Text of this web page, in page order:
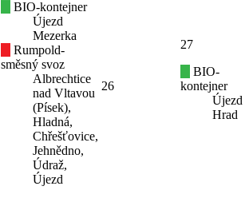
BIO-kontejner
Újezd
Mezerka
Rumpold-
směsný svoz
Albrechtice
nad Vltavou
(Písek),
Hladná,
Chřešťovice,
Jehnědno,
Údraž,
Újezd
26
27
BIO-
kontejner
Újezd
Hrad